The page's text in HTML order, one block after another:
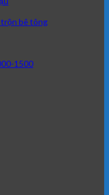
bê tông
1500